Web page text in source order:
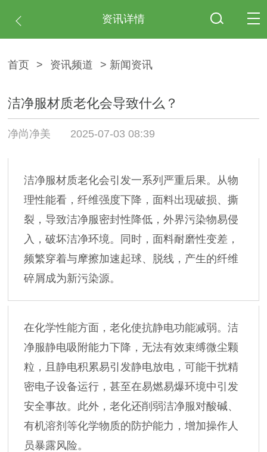
资讯详情
首页 > 资讯频道 > 新闻资讯
洁净服材质老化会导致什么​？
净尚净美 2025-07-03 08:39
洁净服材质老化会引发一系列严重后果。从物
理性能看，纤维强度下降，面料出现破损、撕
裂，导致洁净服密封性降低，外界污染物易侵
入，破坏洁净环境。同时，面料耐磨性变差，
频繁穿着与摩擦加速起球、脱线，产生的纤维
碎屑成为新污染源。
在化学性能方面，老化使抗静电功能减弱。洁
净服静电吸附能力下降，无法有效束缚微尘颗
粒，且静电积累易引发静电放电，可能干扰精
密电子设备运行，甚至在易燃易爆环境中引发
安全事故。此外，老化还削弱洁净服对酸碱、
有机溶剂等化学物质的防护能力，增加操作人
员暴露风险。